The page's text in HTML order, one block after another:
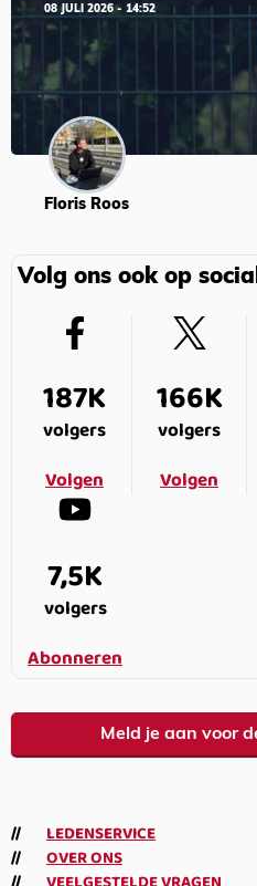
08 JULI 2026 - 14:52
Floris Roos
Volg ons ook op
187K
volgers
Volgen
166K
volgers
Volgen
7,5K
volgers
Abonneren
Meld je aan voor
LEDENSERVICE
OVER ONS